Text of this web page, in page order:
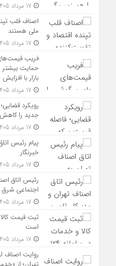
اصناف قلب
ملی هستند
فریب
حمایت بیشتر
بازار با
رویکرد
جدید را کاهش
پیام رئیس
خبرنگار
رئیس اتاق
اجتماعی شرق
است
روایت اصناف